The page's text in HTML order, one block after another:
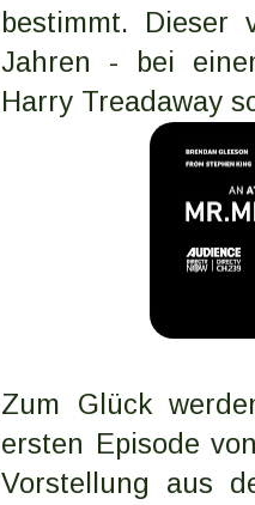
bestimmt.
Jahren - bei
Harry Treadaway
Zum Glück
ersten Episode
Vorstellung aus